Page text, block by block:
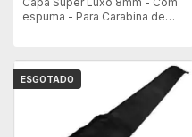
espuma - Para Carabina de
ESGOTADO